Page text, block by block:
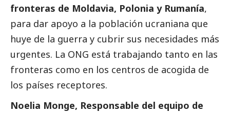
fronteras de Moldavia, Polonia y Rumanía,
para dar apoyo a la población ucraniana que
huye de la guerra y cubrir sus necesidades más
urgentes. La ONG está trabajando tanto en las
fronteras como en los centros de acogida de
los países receptores.
Noelia Monge, Responsable del equipo de